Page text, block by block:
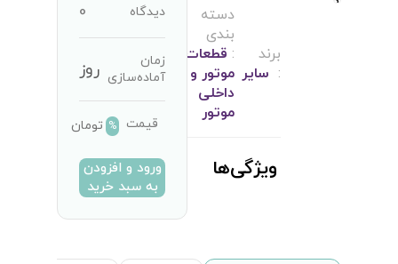
برند
: سایر
دسته
بندی
: قطعات
موتور و
داخلی
موتور
ویژگی‌ها
دیدگاه 0
زمان
آماده‌سازی روز
قیمت % تومان
ورود و افزودن
به سبد خرید